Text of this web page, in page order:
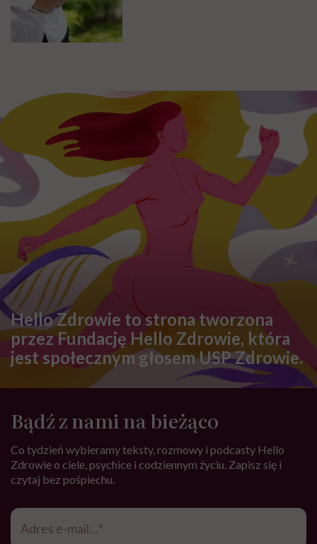
Hello Zdrowie to strona tworzona
przez Fundację Hello Zdrowie, która
jest społecznym głosem USP Zdrowie.
Bądź z nami na bieżąco
Co tydzień wybieramy teksty, rozmowy i podcasty Hello
Zdrowie o ciele, psychice i codziennym życiu. Zapisz się i
czytaj bez pośpiechu.
Adres
mail*